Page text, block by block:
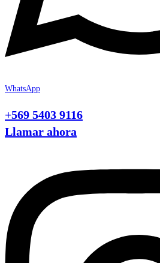
WhatsApp
+569 5403 9116
Llamar ahora